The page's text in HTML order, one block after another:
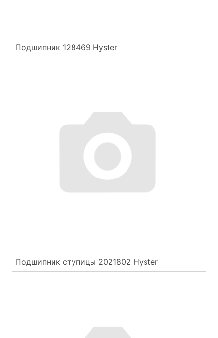
Подшипник 128469 Hyster
Подшипник ступицы 2021802 Hyster